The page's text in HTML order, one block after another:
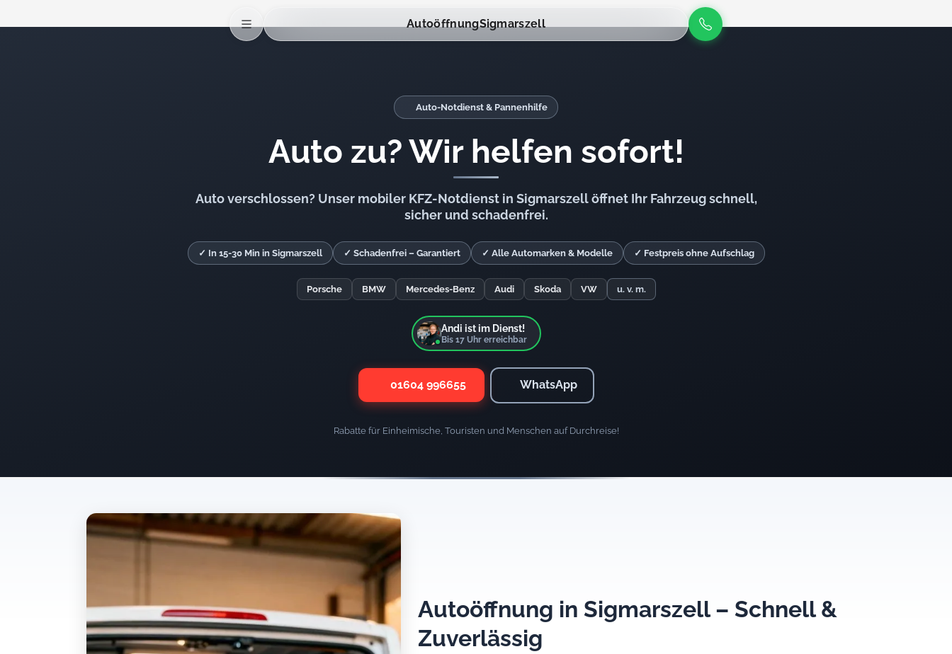
AutoöffnungSigmarszell
Auto-Notdienst & Pannenhilfe
Auto zu? Wir helfen sofort!
Auto verschlossen? Unser mobiler KFZ-Notdienst in Sigmarszell öffnet Ihr Fahrzeug schnell,
sicher und schadenfrei.
✓ In 15-30 Min in Sigmarszell ✓ Schadenfrei – Garantiert ✓ Alle Automarken & Modelle ✓ Festpreis ohne Aufschlag
Porsche BMW Mercedes-Benz Audi Skoda VW u. v. m.
Andi ist im Dienst!
Bis 17Uhr erreichbar
01604 996655 WhatsApp
Rabatte für Einheimische, Touristen und Menschen auf Durchreise!
Autoöffnung in Sigmarszell – Schnell &
Zuverlässig